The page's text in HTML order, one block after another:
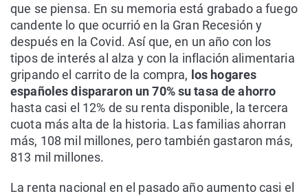
que se piensa. En su memoria está grabado a fuego
candente lo que ocurrió en la Gran Recesión y
después en la Covid. Así que, en un año con los
tipos de interés al alza y con la inflación alimentaria
gripando el carrito de la compra, los hogares
españoles dispararon un 70% su tasa de ahorro
hasta casi el 12% de su renta disponible, la tercera
cuota más alta de la historia. Las familias ahorran
más, 108 mil millones, pero también gastaron más,
813 mil millones.
La renta nacional en el pasado año aumento casi el